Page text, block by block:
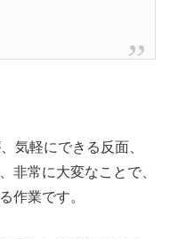
気軽にできる反面、
非常に大変なことで、
作業です。